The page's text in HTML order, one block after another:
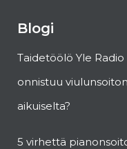
Blogi
Taidetöölö Yle
onnistuu
aikuiselta?
5 virhettä